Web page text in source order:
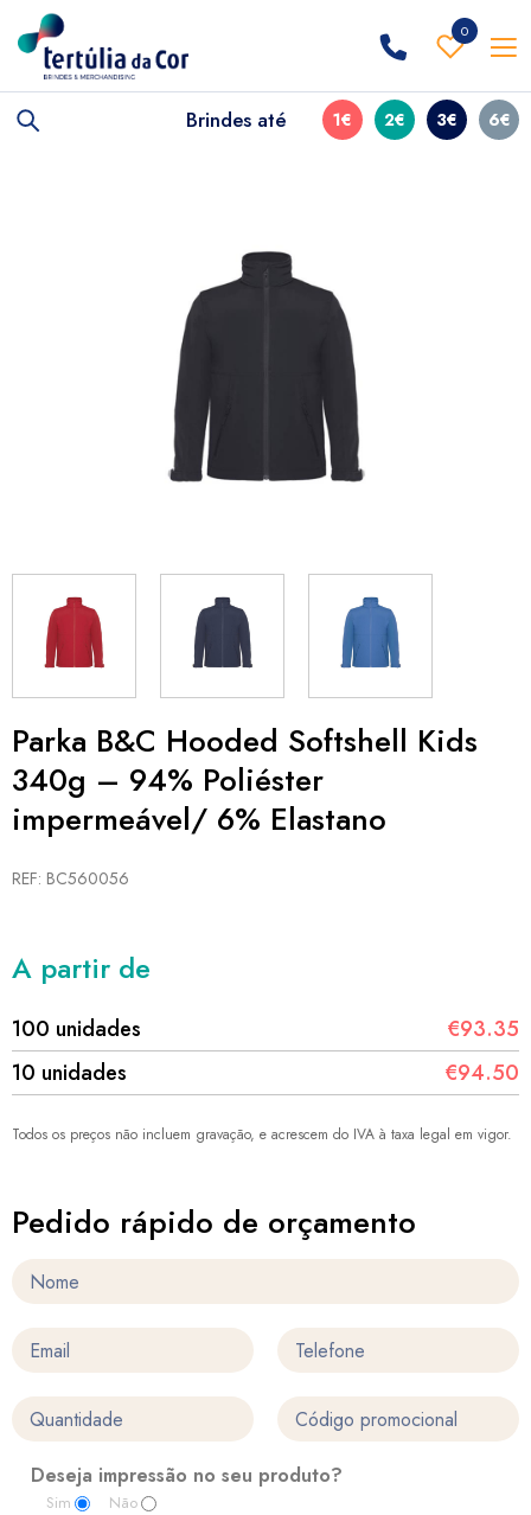
0
Brindes até 1€ 2€ 3€ 6€
Parka B&C Hooded Softshell Kids
340g – 94% Poliéster
impermeável/ 6% Elastano
REF: BC560056
A partir de
100 unidades
€93.35
10 unidades
€94.50
Todos os preços não incluem gravação, e acrescem do IVA à taxa legal em vigor.
Pedido rápido de orçamento
Deseja impressão no seu produto?
Sim
Não